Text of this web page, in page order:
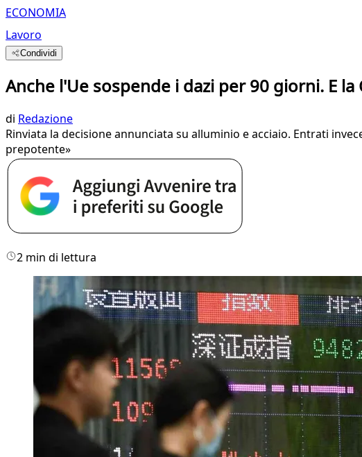
ECONOMIA
Lavoro
Condividi
Anche l'Ue sospende i dazi per 90 giorni. E la
di Redazione
Rinviata la decisione annunciata su alluminio e acciaio. Entrati
prepotente»
2 min di lettura